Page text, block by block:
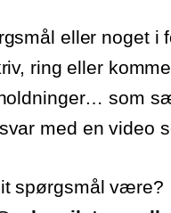
eller noget i
ring eller
som
med en video
spørgsmål være?